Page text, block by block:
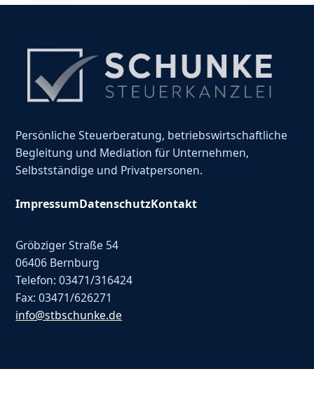
Persönliche Steuerberatung, betriebswirtschaftliche
Begleitung und Mediation für Unternehmen,
Selbstständige und Privatpersonen.
ImpressumDatenschutzKontakt
Gröbziger Straße 54
06406 Bernburg
Telefon: 03471/316424
Fax: 03471/626271
info@stbschunke.de